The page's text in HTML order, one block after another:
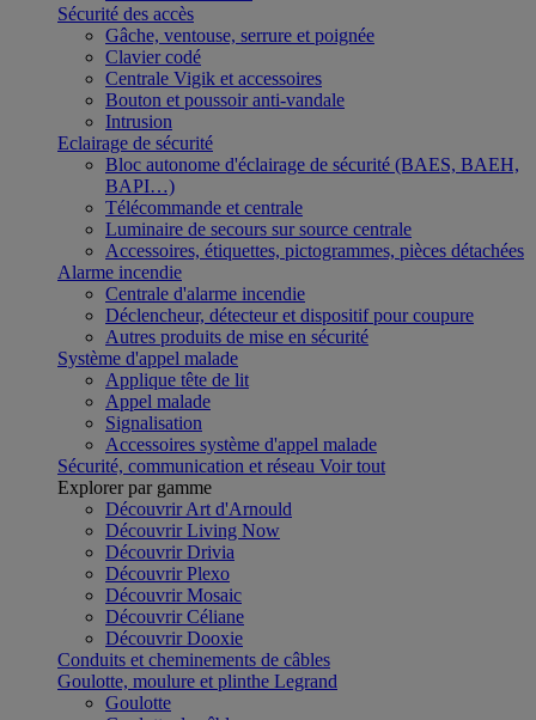
Sécurité des accès
Gâche, ventouse, serrure et poignée
Clavier codé
Centrale Vigik et accessoires
Bouton et poussoir anti-vandale
Intrusion
Eclairage de sécurité
Bloc autonome d'éclairage de sécurité (BAES, BAEH,
BAPI…)
Télécommande et centrale
Luminaire de secours sur source centrale
Accessoires, étiquettes, pictogrammes, pièces détachées
Alarme incendie
Centrale d'alarme incendie
Déclencheur, détecteur et dispositif pour coupure
Autres produits de mise en sécurité
Système d'appel malade
Applique tête de lit
Appel malade
Signalisation
Accessoires système d'appel malade
Sécurité, communication et réseau Voir tout
Explorer par gamme
Découvrir Art d'Arnould
Découvrir Living Now
Découvrir Drivia
Découvrir Plexo
Découvrir Mosaic
Découvrir Céliane
Découvrir Dooxie
Conduits et cheminements de câbles
Goulotte, moulure et plinthe Legrand
Goulotte